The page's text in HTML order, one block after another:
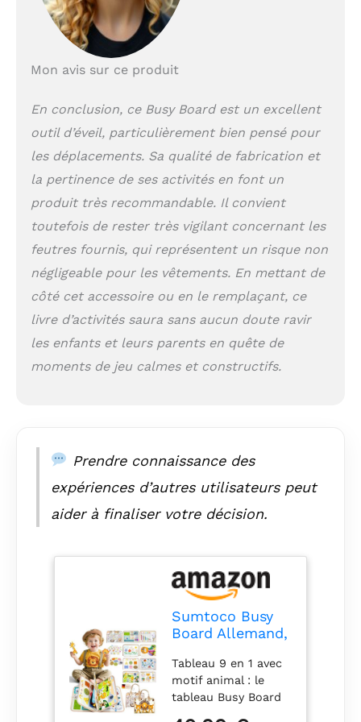
cognitif, la
fine, les
développement
sensoriel grâce à
l'apprentissage
pratique JOUET
MONTESSORI 3 ANS
: Busy Board offre
éducatifs sensoriels
et interactifs
Montessori, tels que
des chiffres et des
lettres, l'attribution
de la météo et de
l'apprentissage des
dessin est
Busy Board aide les
enfants à rester
éloignés des écrans
apprendre de
manière ludique et à
créer une bonne
familiale Jouet pour
enfants à partir de 3
ans : la planche
Montessori est un
cadeau plein
Mon avis sur ce produit
En conclusion, ce Busy Board est un excellent
outil d’éveil, particulièrement bien pensé pour
les déplacements. Sa qualité de fabrication et
la pertinence de ses activités en font un
produit très recommandable. Il convient
toutefois de rester très vigilant concernant les
feutres fournis, qui représentent un risque non
négligeable pour les vêtements. En mettant de
côté cet accessoire ou en le remplaçant, ce
livre d’activités saura sans aucun doute ravir
les enfants et leurs parents en quête de
moments de jeu calmes et constructifs.
Prendre connaissance des
expériences d’autres utilisateurs peut
aider à finaliser votre décision.
Sumtoco Busy
Board Allemand,
partir de 3 ans,
jouet
Montessori,
jouet Montessori
Tableau 9 en 1 avec
motif animal : le
tableau Busy Board